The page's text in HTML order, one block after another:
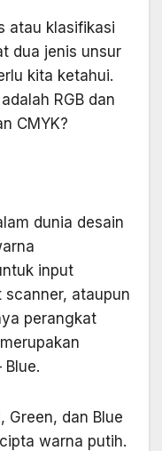
atau klasifikasi
dua jenis unsur
kita ketahui.
RGB dan
CMYK?
dunia desain
input
ataupun
perangkat
Blue.
Green, dan Blue
warna putih.